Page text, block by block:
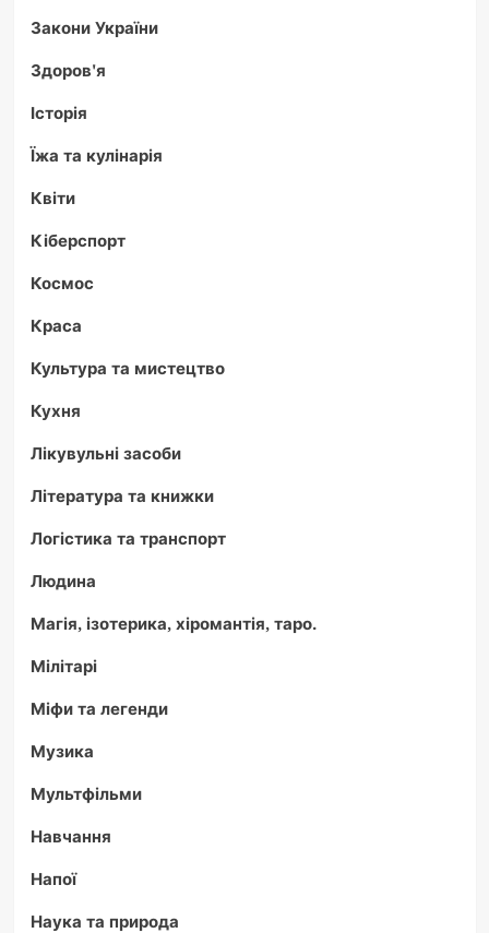
Закони України
Здоров'я
Історія
Їжа та кулінарія
Квіти
Кіберспорт
Космос
Краса
Культура та мистецтво
Кухня
Лікувульні засоби
Література та книжки
Логістика та транспорт
Людина
Магія, ізотерика, хіромантія, таро.
Мілітарі
Міфи та легенди
Музика
Мультфільми
Навчання
Напої
Наука та природа